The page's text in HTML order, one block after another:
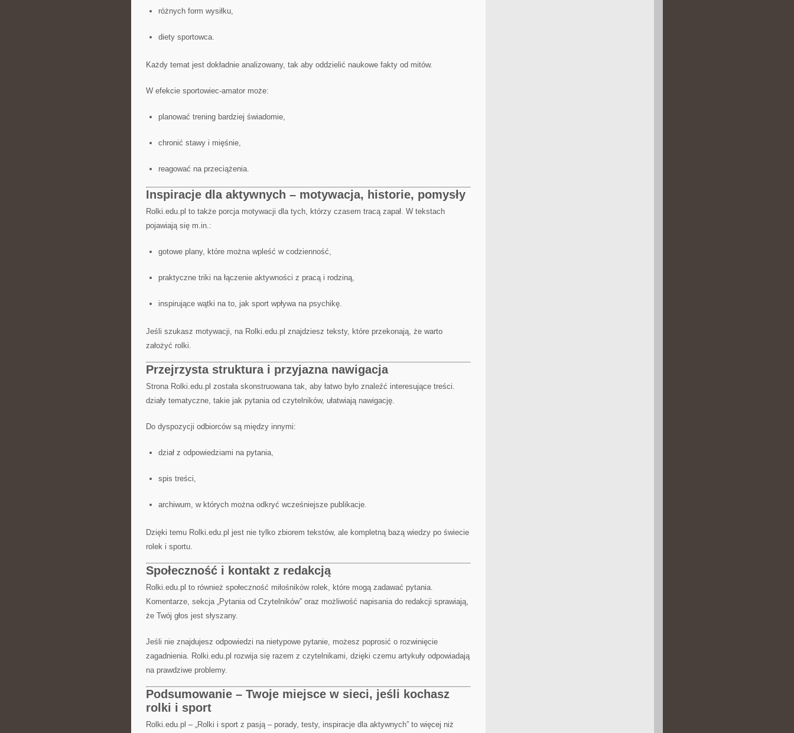
różnych form wysiłku,
diety sportowca.
Każdy temat jest dokładnie analizowany, tak aby oddzielić naukowe fakty od mitów.
W efekcie sportowiec-amator może:
planować trening bardziej świadomie,
chronić stawy i mięśnie,
reagować na przeciążenia.
Inspiracje dla aktywnych – motywacja, historie, pomysły
Rolki.edu.pl to także porcja motywacji dla tych, którzy czasem tracą zapał. W tekstach
pojawiają się m.in.:
gotowe plany, które można wpleść w codzienność,
praktyczne triki na łączenie aktywności z pracą i rodziną,
inspirujące wątki na to, jak sport wpływa na psychikę.
Jeśli szukasz motywacji, na Rolki.edu.pl znajdziesz teksty, które przekonają, że warto
założyć rolki.
Przejrzysta struktura i przyjazna nawigacja
Strona Rolki.edu.pl została skonstruowana tak, aby łatwo było znaleźć interesujące treści.
działy tematyczne, takie jak pytania od czytelników, ułatwiają nawigację.
Do dyspozycji odbiorców są między innymi:
dział z odpowiedziami na pytania,
spis treści,
archiwum, w których można odkryć wcześniejsze publikacje.
Dzięki temu Rolki.edu.pl jest nie tylko zbiorem tekstów, ale kompletną bazą wiedzy po świecie
rolek i sportu.
Społeczność i kontakt z redakcją
Rolki.edu.pl to również społeczność miłośników rolek, które mogą zadawać pytania.
Komentarze, sekcja „Pytania od Czytelników” oraz możliwość napisania do redakcji sprawiają,
że Twój głos jest słyszany.
Jeśli nie znajdujesz odpowiedzi na nietypowe pytanie, możesz poprosić o rozwinięcie
zagadnienia. Rolki.edu.pl rozwija się razem z czytelnikami, dzięki czemu artykuły odpowiadają
na prawdziwe problemy.
Podsumowanie – Twoje miejsce w sieci, jeśli kochasz
rolki i sport
Rolki.edu.pl – „Rolki i sport z pasją – porady, testy, inspiracje dla aktywnych” to więcej niż